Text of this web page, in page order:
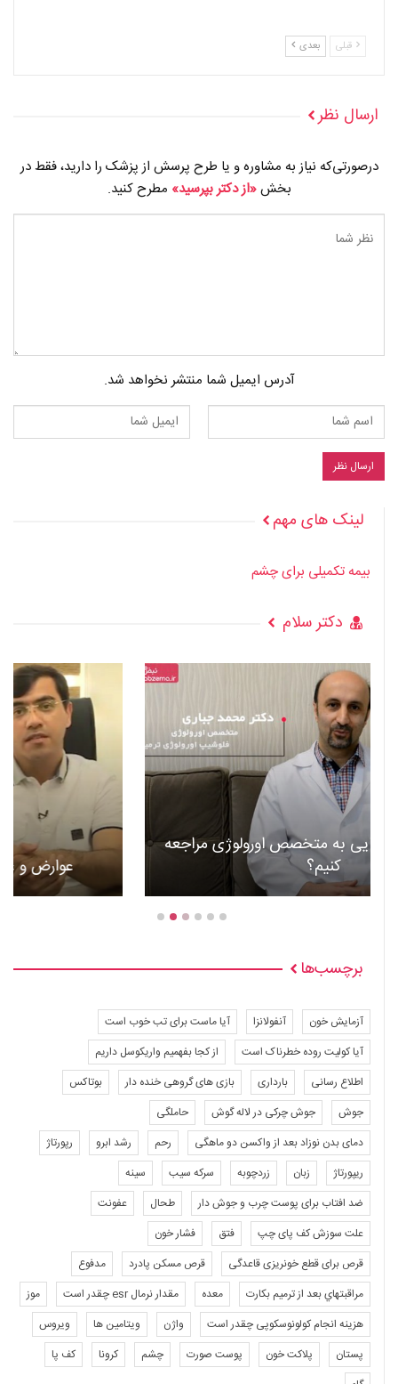
قبلی بعدی
ارسال نظر
درصورتی‌که نیاز به مشاوره و یا طرح پرسش از پزشک را دارید، فقط در
بخش«از دکتر بپرسید» مطرح کنید.
آدرس ایمیل شما منتشر نخواهد شد.
لینک های مهم
بیمه تکمیلی برای چشم
دکتر سلام
عوارض و علل گذاشتن باطری قلب +ویدئو
برچسب‌ها
آزمایش خون آنفولانزا
آیا ماست برای تب خوب است
آیا کولیت روده خطرناک است
از کجا بفهمیم واریکوسل داریم
اطلاع رسانی
بارداری بازی های گروهی خنده دار
بوتاکس
جوش
جوش چرکی در لاله گوش
حاملگی
دمای بدن نوزاد بعد از واکسن دو ماهگی
رحم رشد ابرو
رپورتاژ
ریپورتاژ
زبان زردچوبه سرکه سیب
سینه
ضد افتاب برای پوست چرب و جوش دار
طحال
عفونت
علت سوزش کف پای چپ
فتق
فشار خون
قرص برای قطع خونریزی قاعدگی
قرص مسکن پادرد
مدفوع
مراقبتهاي بعد از ترميم بكارت
معده مقدار نرمال esr چقدر است
موز
هزینه انجام کولونوسکوپی چقدر است
واژن ویتامین ها
ویروس
پستان
پلاکت خون پوست صورت چشم کرونا
کف پا